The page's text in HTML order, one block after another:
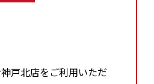
戸北店をご利用いただ